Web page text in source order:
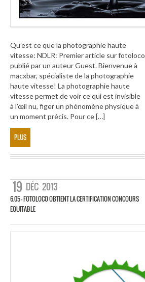
Qu’est ce que la photographie haute
vitesse: NDLR: Premier article sur fotoloco
publié par un auteur Guest. Bienvenue à
macxbar, spécialiste de la photographie
haute vitesse! La photographie haute
vitesse permet de voir ce qui est invisible
à l’œil nu, figer un phénomène physique à
un moment précis. Pour ce […]
PLUS
19 DÉC 2013
6.05 – FOTOLOCO OBTIENT LA CERTIFICATION CONCOURS
EQUITABLE